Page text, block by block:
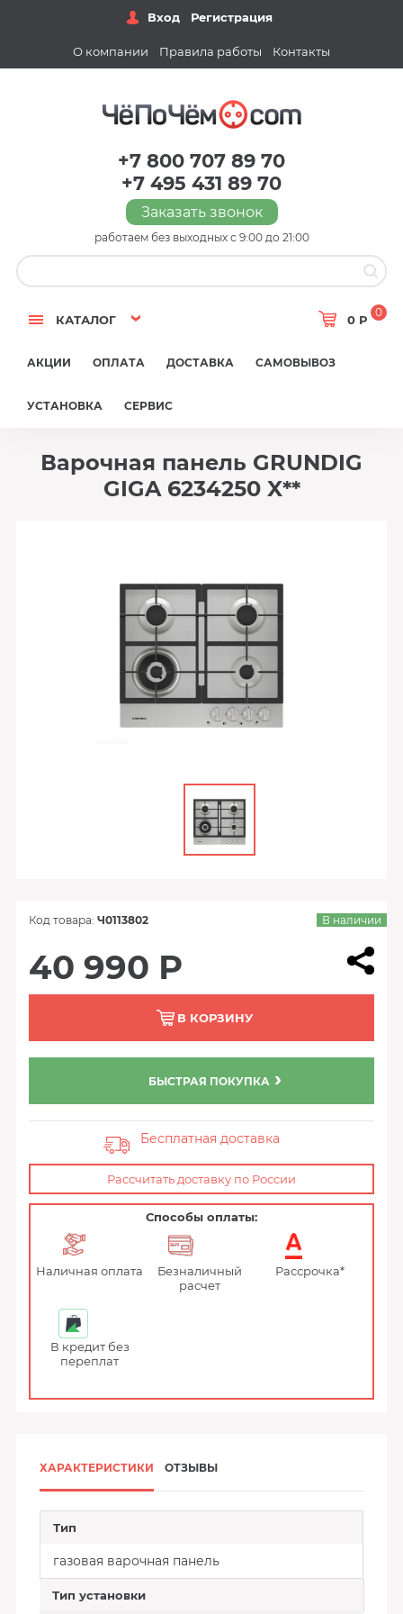
Вход Регистрация
О компании Правила работы Контакты
+7 800 707 89 70
+7 495 431 89 70
Заказать звонок
работаем без выходных с 9:00 до 21:00
КАТАЛОГ 0 Р
0
АКЦИИ ОПЛАТА ДОСТАВКА САМОВЫВОЗ
УСТАНОВКА СЕРВИС
Варочная панель GRUNDIG
GIGA 6234250 X**
Код товара: Ч0113802 В наличии
40 990 Р
В КОРЗИНУ
БЫСТРАЯ ПОКУПКА
Бесплатная доставка
Рассчитать доставку по России
Способы оплаты:
Наличная оплата
Безналичный
расчет
Рассрочка*
В кредит без
переплат
ХАРАКТЕРИСТИКИ ОТЗЫВЫ
Тип
газовая варочная панель
Тип установки